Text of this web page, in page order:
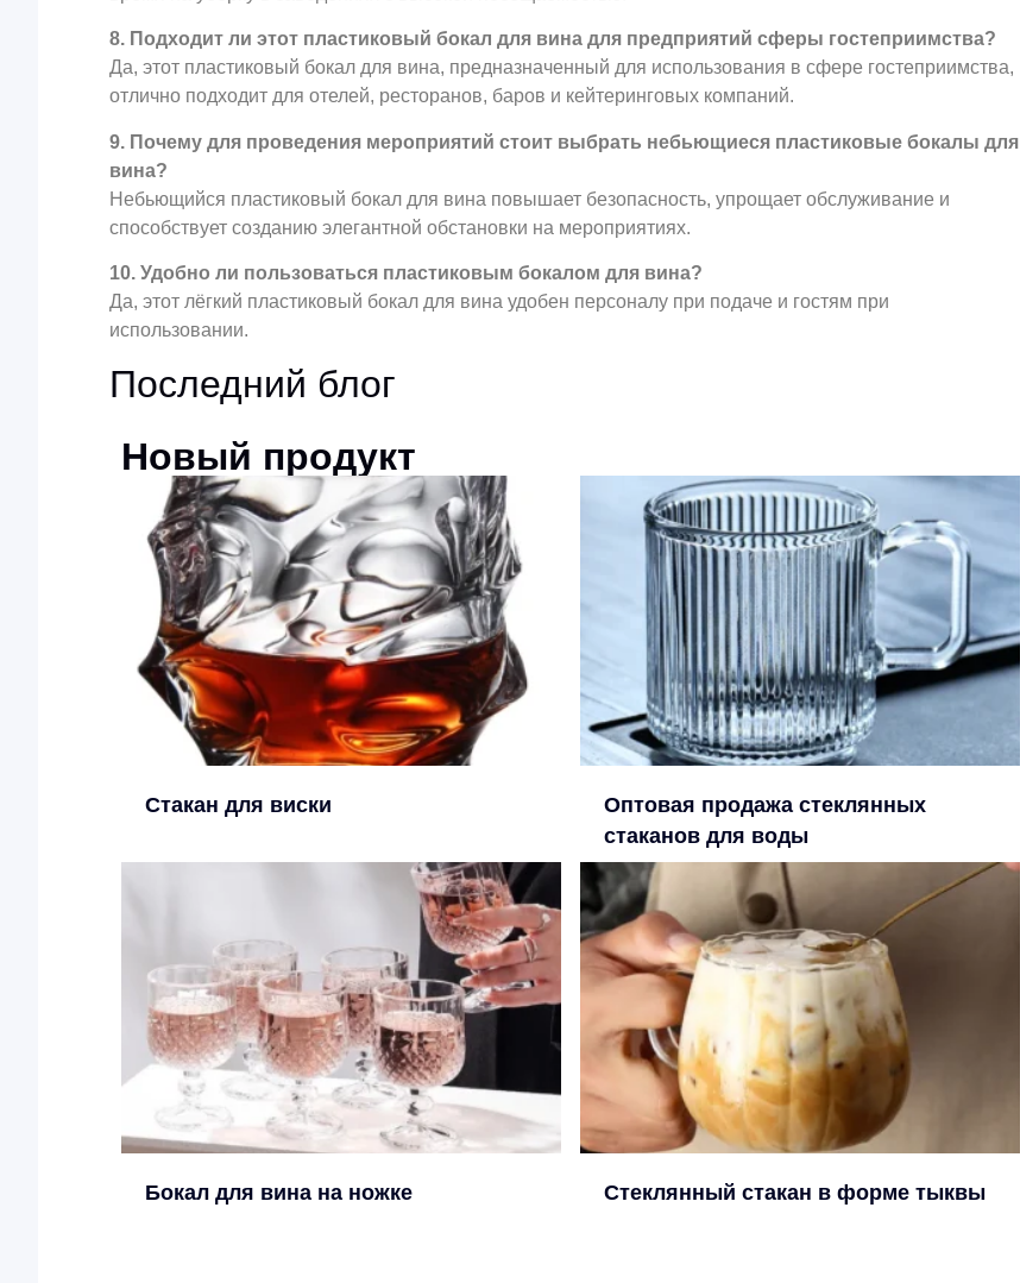
8. Подходит ли этот пластиковый бокал для вина для предприятий сферы гостеприимства?
Да, этот пластиковый бокал для вина, предназначенный для использования в сфере гостеприимства,
отлично подходит для отелей, ресторанов, баров и кейтеринговых компаний.
9. Почему для проведения мероприятий стоит выбрать небьющиеся пластиковые бокалы для
вина?
Небьющийся пластиковый бокал для вина повышает безопасность, упрощает обслуживание и
способствует созданию элегантной обстановки на мероприятиях.
10. Удобно ли пользоваться пластиковым бокалом для вина?
Да, этот лёгкий пластиковый бокал для вина удобен персоналу при подаче и гостям при
использовании.
Последний блог
Новый продукт
Стакан для виски
Оптовая продажа стеклянных
стаканов для воды
Бокал для вина на ножке Стеклянный стакан в форме тыквы